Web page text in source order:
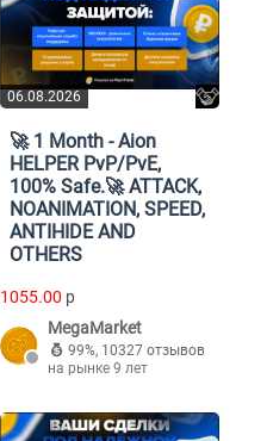
06.08.2026
🚀 1 Month - Aion
HELPER PvP/PvE,
100% Safe.🚀 ATTACK,
NOANIMATION, SPEED,
ANTIHIDE AND
OTHERS
1055.00 p
MegaMarket
99%, 10327 отзывов
на рынке 9 лет